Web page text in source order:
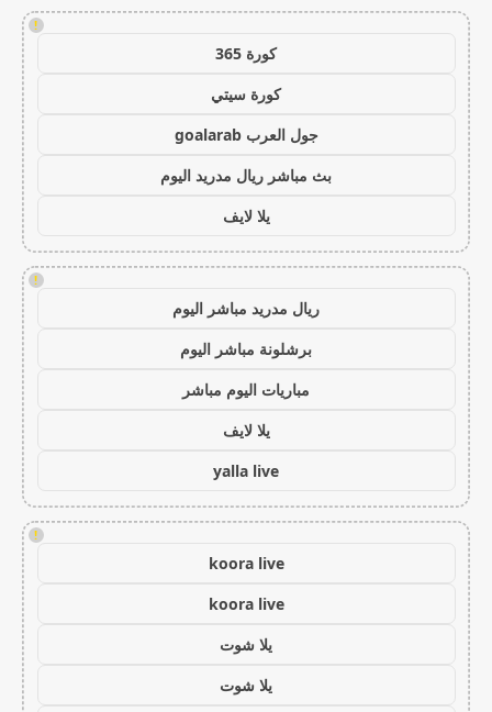
!
كورة 365
كورة سيتي
جول العرب goalarab
بث مباشر ريال مدريد اليوم
يلا لايف
!
ريال مدريد مباشر اليوم
برشلونة مباشر اليوم
مباريات اليوم مباشر
يلا لايف
yalla live
!
koora live
koora live
يلا شوت
يلا شوت